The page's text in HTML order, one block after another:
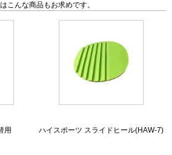
こんな商品もお求めです。
用 ハイスポーツ スライドヒール(HAW-7)